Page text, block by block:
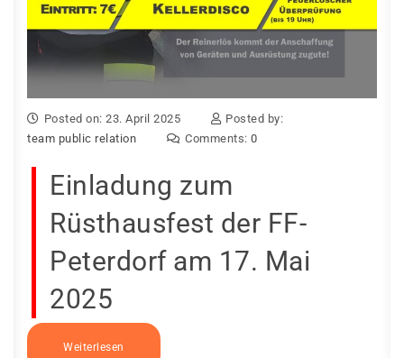
Posted on: 23. April 2025
Posted by:
team public relation
Comments: 0
Einladung zum
Rüsthausfest der FF-
Peterdorf am 17. Mai
2025
Weiterlesen